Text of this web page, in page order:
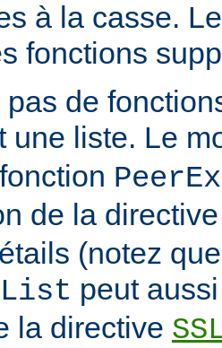
à la casse.
fonctions
pas de
une liste. Le
de la
(notez
peut
la directive